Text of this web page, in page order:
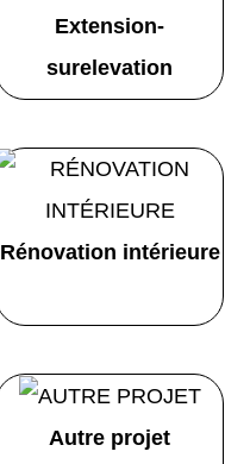
Extension-
surelevation
Rénovation intérieure
Autre projet